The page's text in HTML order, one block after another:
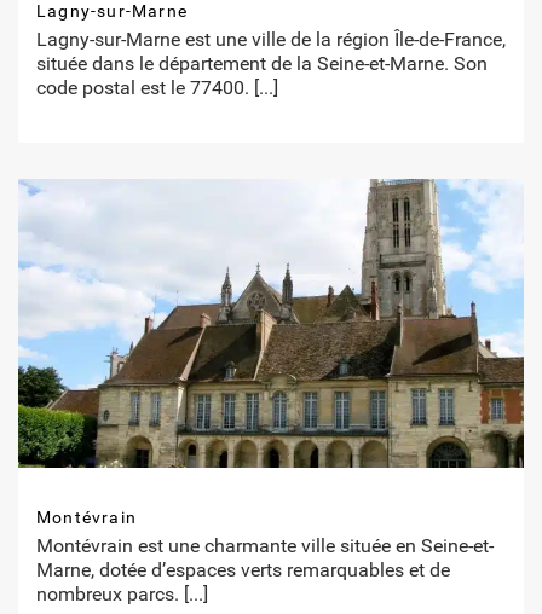
Lagny-sur-Marne
Lagny-sur-Marne est une ville de la région Île-de-France,
située dans le département de la Seine-et-Marne. Son
code postal est le 77400. [...]
Montévrain
Montévrain est une charmante ville située en Seine-et-
Marne, dotée d’espaces verts remarquables et de
nombreux parcs. [...]